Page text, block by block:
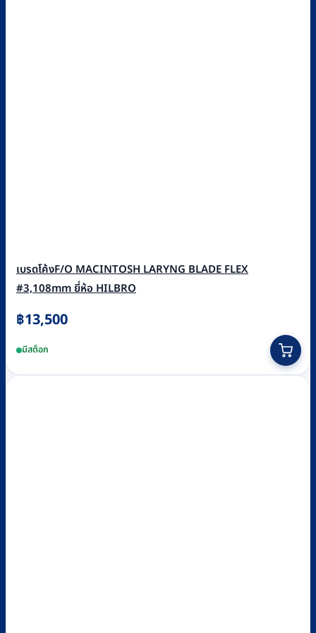
เบรดโค้งF/O MACINTOSH LARYNG BLADE FLEX
#3,108mm ยี่ห้อ HILBRO
฿13,500
มีสต็อก